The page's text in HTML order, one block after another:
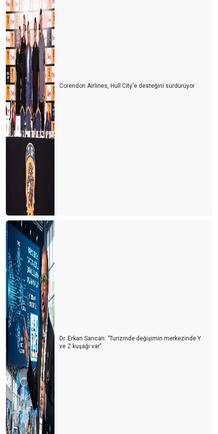
Corendon Airlines, Hull City'e desteğini sürdürüyor
Dr. Erkan Sarıcan: ‘’Turizmde değişimin merkezinde Y
ve Z kuşağı var’’